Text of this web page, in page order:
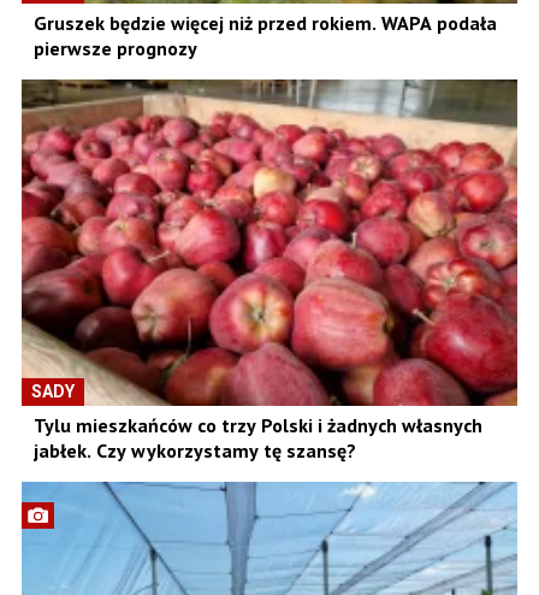
Gruszek będzie więcej niż przed rokiem. WAPA podała
pierwsze prognozy
SADY
Tylu mieszkańców co trzy Polski i żadnych własnych
jabłek. Czy wykorzystamy tę szansę?